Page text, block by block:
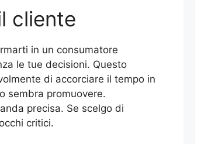
cliente
in un consumatore
le tue decisioni. Questo
di accorciare il tempo in
sembra promuovere.
precisa. Se scelgo di
critici.